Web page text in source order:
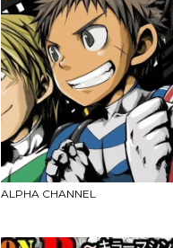
ALPHA CHANNEL